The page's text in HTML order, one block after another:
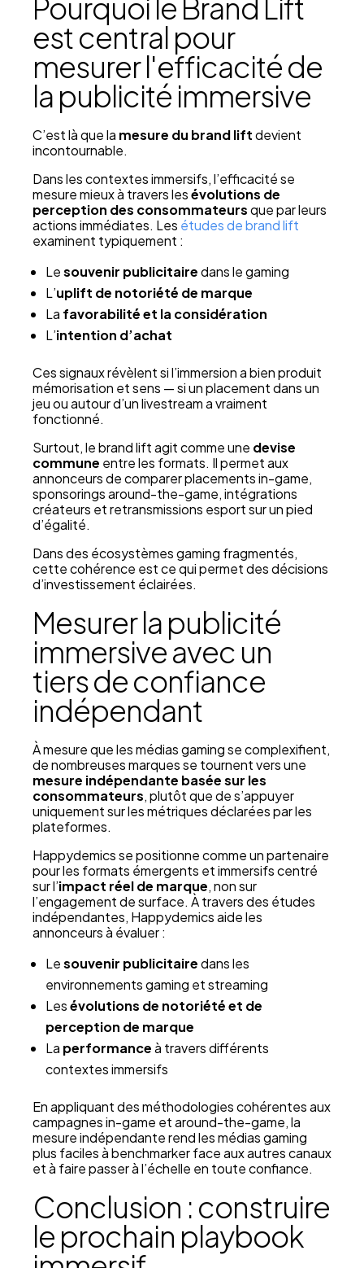
Pourquoi le Brand Lift
est central pour
mesurer l'efficacité de
la publicité immersive
C’est là que la mesure du brand liftdevient
incontournable.
Dans les contextes immersifs, l’efficacité se
mesure mieux à travers lesévolutions de
perception des consommateursque par leurs
actions immédiates. Les études de brand lift
examinent typiquement :
Lesouvenir publicitairedans le gaming
L’uplift de notoriété de marque
La favorabilité et la considération
L’intention d’achat
Ces signaux révèlent si l’immersion a bien produit
mémorisation et sens — si un placement dans un
jeu ou autour d’un livestream a vraiment
fonctionné.
Surtout, le brand lift agit comme une devise
commune entre les formats. Il permet aux
annonceurs de comparer placements in-game,
sponsorings around-the-game, intégrations
créateurs et retransmissions esport sur un pied
d’égalité.
Dans des écosystèmes gaming fragmentés,
cette cohérence est ce qui permet des décisions
d’investissement éclairées.
Mesurer la publicité
immersive avec un
tiers de confiance
indépendant
À mesure que les médias gaming se complexifient,
de nombreuses marques se tournent vers une
mesure indépendante basée sur les
consommateurs, plutôt que de s’appuyer
uniquement sur les métriques déclarées par les
plateformes.
Happydemics se positionne comme un partenaire
pour les formats émergents et immersifs centré
sur l’impact réel de marque, non sur
l’engagement de surface. À travers des études
indépendantes, Happydemics aide les
annonceurs à évaluer :
Lesouvenir publicitairedans les
environnements gaming et streaming
Lesévolutions de notoriété et de
perception de marque
La performanceà travers différents
contextes immersifs
En appliquant des méthodologies cohérentes aux
campagnes in-game et around-the-game, la
mesure indépendante rend les médias gaming
plus faciles à benchmarker face aux autres canaux
et à faire passer à l’échelle en toute confiance.
Conclusion : construire
le prochain playbook